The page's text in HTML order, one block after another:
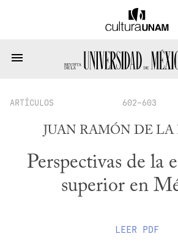
ARTÍCULOS 602-603
JUAN RAMÓN DE LA
Perspectivas de la
superior en
LEER PDF